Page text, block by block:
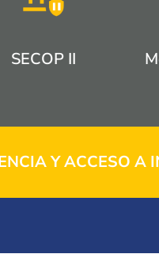
SECOP II
Y ACCESO A